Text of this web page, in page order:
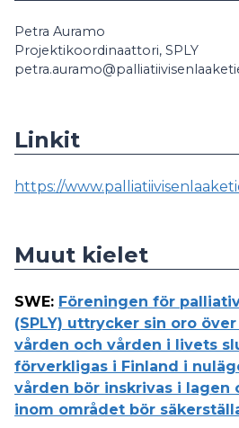
Petra Auramo
Projektikoordinaattori, SPLY
Linkit
https://
Muut kielet
SWE: Föreningen för
(SPLY) uttrycker sin oro
vården och vården i livets
förverkligas i Finland i
vården bör inskrivas i lagen
inom området bör